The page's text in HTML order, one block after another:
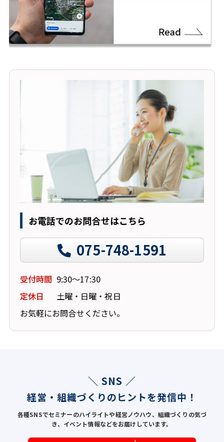
お電話でのお問合せはこちら
075-748-1591
受付時間 9:30～17:30
定休日
土曜・日曜・祝日
お気軽にお問合せください。
＼ SNS ／
経営・組織づくりのヒントを発信中！
各種SNSでセミナーのハイライトや経営ノウハウ、組織づくりの気づ
き、イベント情報などをお届けしています。